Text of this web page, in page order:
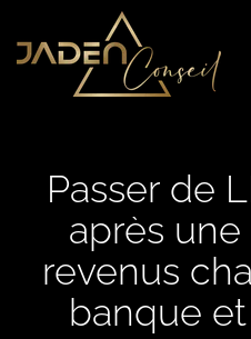
Passer de
après
revenus
banque